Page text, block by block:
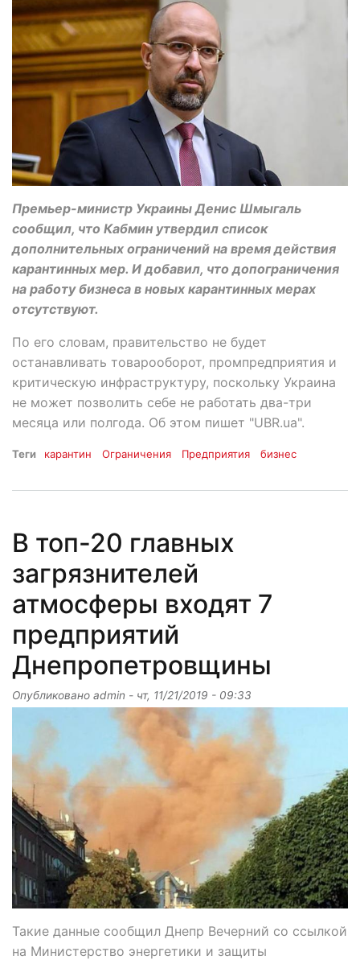
Премьер-министр Украины Денис Шмыгаль
сообщил, что Кабмин утвердил список
дополнительных ограничений на время действия
карантинных мер. И добавил, что допограничения
на работу бизнеса в новых карантинных мерах
отсутствуют.
По его словам, правительство не будет
останавливать товарооборот, промпредприятия и
критическую инфраструктуру, поскольку Украина
не может позволить себе не работать два-три
месяца или полгода. Об этом пишет "UBR.ua".
Теги карантин Ограничения Предприятия бизнес
В топ-20 главных
загрязнителей
атмосферы входят 7
предприятий
Днепропетровщины
Опубликовано admin - чт, 11/21/2019 - 09:33
Такие данные сообщил Днепр Вечерний со ссылкой
на Министерство энергетики и защиты